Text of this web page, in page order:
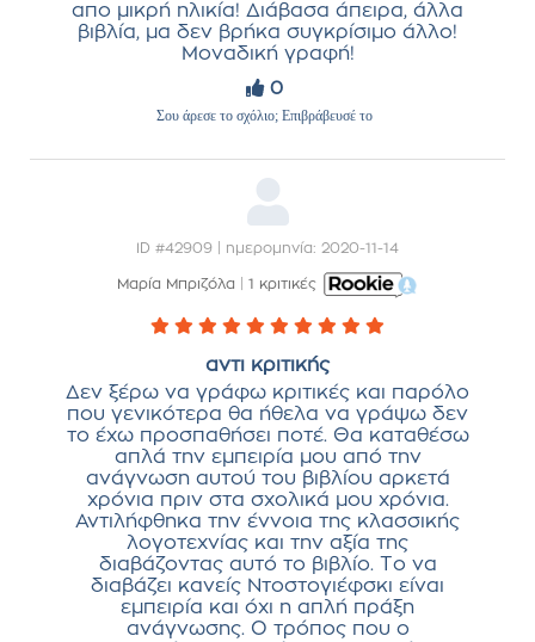
απο μικρή ηλικία! Διάβασα άπειρα, άλλα
βιβλία, μα δεν βρήκα συγκρίσιμο άλλο!
Μοναδική γραφή!
0
Σου άρεσε το σχόλιο; Επιβράβευσέ το
ID #42909 | ημερομηνία: 2020-11-14
Μαρία Μπριζόλα |1 κριτικές
αντι κριτικής
Δεν ξέρω να γράφω κριτικές και παρόλο
που γενικότερα θα ήθελα να γράψω δεν
το έχω προσπαθήσει ποτέ. Θα καταθέσω
απλά την εμπειρία μου από την
ανάγνωση αυτού του βιβλίου αρκετά
χρόνια πριν στα σχολικά μου χρόνια.
Αντιλήφθηκα την έννοια της κλασσικής
λογοτεχνίας και την αξία της
διαβάζοντας αυτό το βιβλίο. Το να
διαβάζει κανείς Ντοστογιέφσκι είναι
εμπειρία και όχι η απλή πράξη
ανάγνωσης. Ο τρόπος που ο